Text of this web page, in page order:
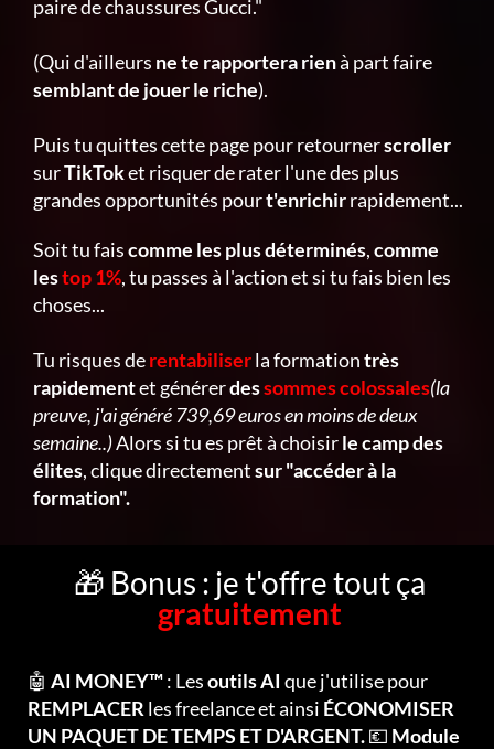
paire de chaussures Gucci."
(Qui d'ailleurs ne te rapportera rienà part faire
semblant de jouer le riche).
Puis tu quittes cette page pour retournerscroller
surTikToket risquer de rater l'une des plus
grandes opportunités pourt'enrichirrapidement...
Soit tu faiscomme les plus déterminés,comme
lestop 1%, tu passes à l'action et si tu fais bien les
choses...
Tu risques derentabiliserla formationtrès
rapidementet générerdessommes colossales(la
preuve, j'ai généré 739,69 euros en moins de deux
semaine..)Alors si tu es prêt à choisirle camp des
élites, clique directementsur "accéder à la
formation".
🎁 Bonus : je t'offre tout ça
gratuitement
🤖 AI MONEY™: Lesoutils AI que j'utilise pour
REMPLACER les freelance et ainsi ÉCONOMISER
UN PAQUET DE TEMPS ET D'ARGENT.💶 Module